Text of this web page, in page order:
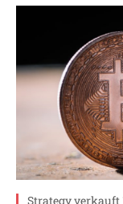
Strategy verkauft